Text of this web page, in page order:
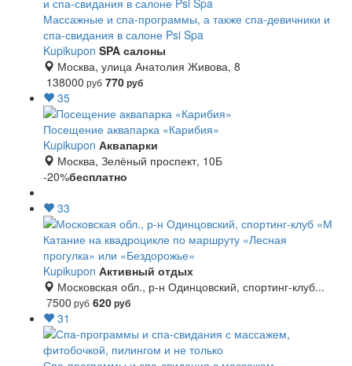
Массажные и спа-программы, а также спа-девичники и
спа-свидания в салоне Psi Spa
Kupikupon SPA салоны
Москва, улица Анатолия Живова, 8
138000 руб 770руб
35
Посещение аквапарка «Карибия»
Kupikupon Аквапарки
Москва, Зелёный проспект, 10Б
-20%бесплатно
33
Катание на квадроцикле по маршруту «Лесная
прогулка» или «Бездорожье»
Kupikupon Активный отдых
Московская обл., р-н Одинцовский, спортинг-клуб...
7500 руб 620руб
31